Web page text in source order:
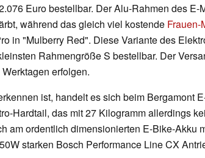
Euro bestellbar. Der Alu-Rahmen des E-
während das gleich viel kostende Frauen-
in "Mulberry Red". Diese Variante des
Rahmengröße S bestellbar. Der
erfolgen.
ist, handelt es sich beim Bergamont
Hardtail, das mit 27 Kilogramm allerdings
am ordentlich dimensionierten E-Bike-Akku
starken Bosch Performance Line CX